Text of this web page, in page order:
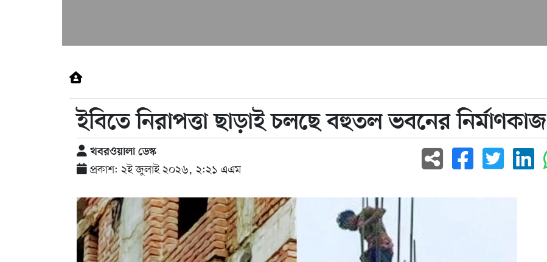
ইবিতে নিরাপত্তা ছাড়াই চলছে বহুতল ভবনের নির্মাণকাজ
খবরওয়ালা ডেস্ক
প্রকাশ: ২ই জুলাই ২০২৬, ২:২১ এএম